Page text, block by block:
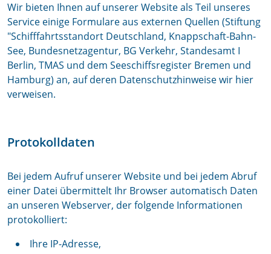
Wir bieten Ihnen auf unserer Website als Teil unseres
Service einige Formulare aus externen Quellen (Stiftung
"Schifffahrtsstandort Deutschland, Knappschaft-Bahn-
See, Bundesnetzagentur, BG Verkehr, Standesamt I
Berlin, TMAS und dem Seeschiffsregister Bremen und
Hamburg) an, auf deren Datenschutzhinweise wir hier
verweisen.
Protokolldaten
Bei jedem Aufruf unserer Website und bei jedem Abruf
einer Datei übermittelt Ihr Browser automatisch Daten
an unseren Webserver, der folgende Informationen
protokolliert:
Ihre IP-Adresse,